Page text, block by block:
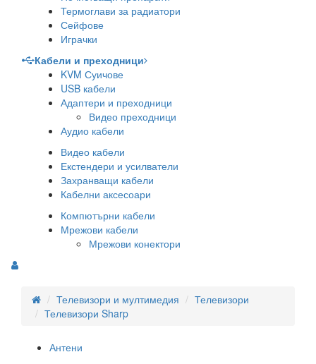
Термоглави за радиатори
Сейфове
Играчки
Кабели и преходници
KVM Суичове
USB кабели
Адаптери и преходници
Видео преходници
Аудио кабели
Видео кабели
Екстендери и усилватели
Захранващи кабели
Кабелни аксесоари
Компютърни кабели
Мрежови кабели
Мрежови конектори
Телевизори и мултимедия
Телевизори
Телевизори Sharp
Антени